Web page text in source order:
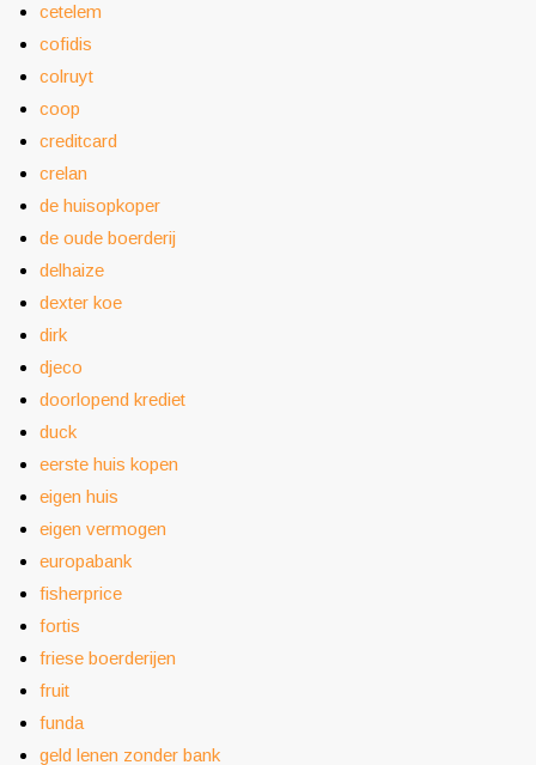
cetelem
cofidis
colruyt
coop
creditcard
crelan
de huisopkoper
de oude boerderij
delhaize
dexter koe
dirk
djeco
doorlopend krediet
duck
eerste huis kopen
eigen huis
eigen vermogen
europabank
fisherprice
fortis
friese boerderijen
fruit
funda
geld lenen zonder bank